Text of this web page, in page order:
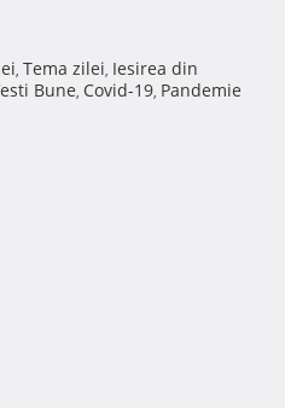
, Tema zilei, Iesirea din
Bune, Covid-19, Pandemie